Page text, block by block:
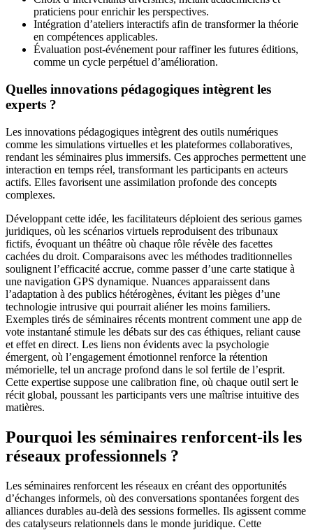
praticiens pour enrichir les perspectives.
Intégration d’ateliers interactifs afin de transformer la théorie
en compétences applicables.
Évaluation post-événement pour raffiner les futures éditions,
comme un cycle perpétuel d’amélioration.
Quelles innovations pédagogiques intègrent les
experts ?
Les innovations pédagogiques intègrent des outils numériques
comme les simulations virtuelles et les plateformes collaboratives,
rendant les séminaires plus immersifs. Ces approches permettent une
interaction en temps réel, transformant les participants en acteurs
actifs. Elles favorisent une assimilation profonde des concepts
complexes.
Développant cette idée, les facilitateurs déploient des serious games
juridiques, où les scénarios virtuels reproduisent des tribunaux
fictifs, évoquant un théâtre où chaque rôle révèle des facettes
cachées du droit. Comparaisons avec les méthodes traditionnelles
soulignent l’efficacité accrue, comme passer d’une carte statique à
une navigation GPS dynamique. Nuances apparaissent dans
l’adaptation à des publics hétérogènes, évitant les pièges d’une
technologie intrusive qui pourrait aliéner les moins familiers.
Exemples tirés de séminaires récents montrent comment une app de
vote instantané stimule les débats sur des cas éthiques, reliant cause
et effet en direct. Les liens non évidents avec la psychologie
émergent, où l’engagement émotionnel renforce la rétention
mémorielle, tel un ancrage profond dans le sol fertile de l’esprit.
Cette expertise suppose une calibration fine, où chaque outil sert le
récit global, poussant les participants vers une maîtrise intuitive des
matières.
Pourquoi les séminaires renforcent-ils les
réseaux professionnels ?
Les séminaires renforcent les réseaux en créant des opportunités
d’échanges informels, où des conversations spontanées forgent des
alliances durables au-delà des sessions formelles. Ils agissent comme
des catalyseurs relationnels dans le monde juridique. Cette